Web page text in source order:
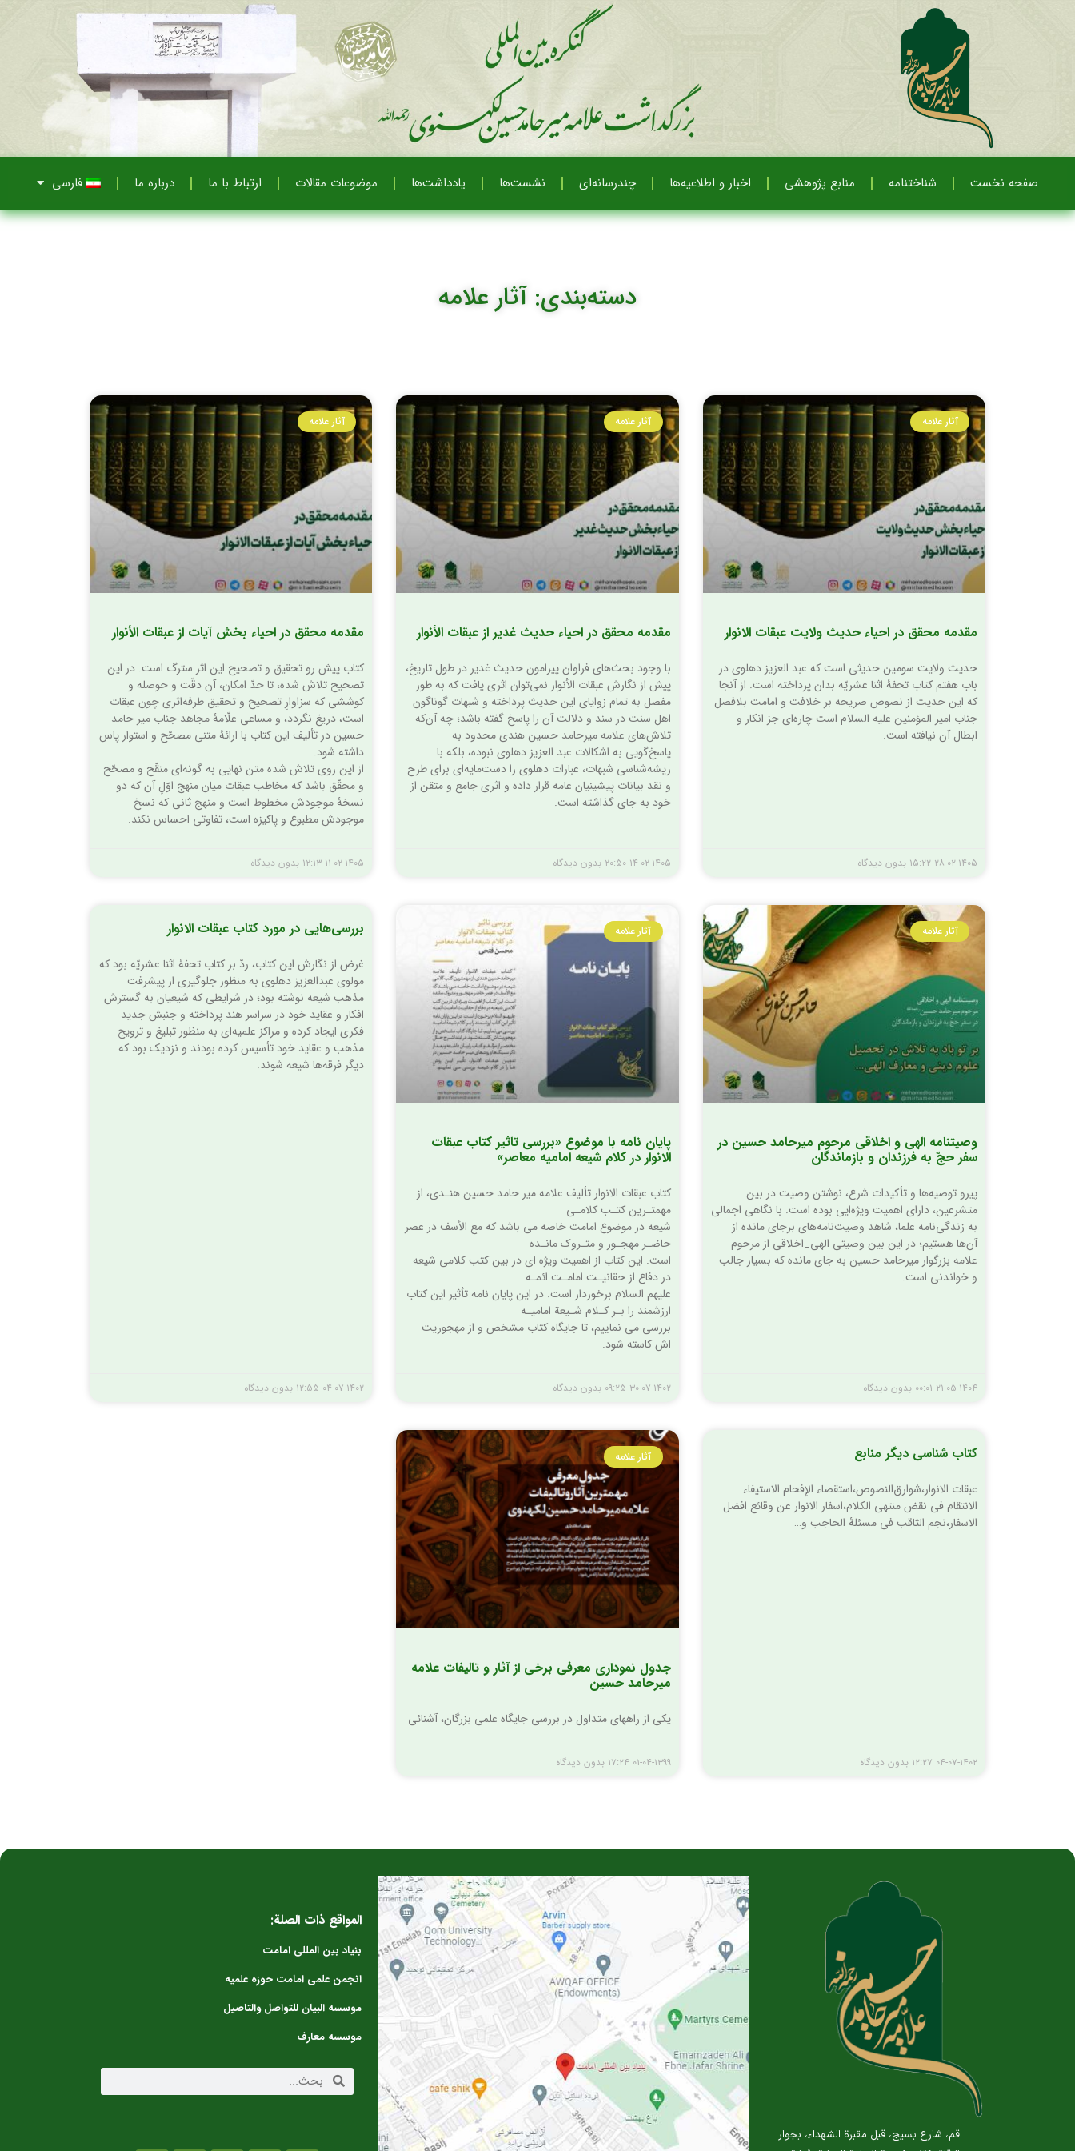
صفحه نخست شناختنامه منابع پژوهشی اخبار و اطلاعیه‌ها چندرسانه‌ای نشست‌ها یادداشت‌ها موضوعات مقالات ارتباط با ما درباره ما فارسی
دسته‌بندی: آثار علامه
آثار علامه
مقدمه محقق در احیاء حدیث ولایت عبقات الانوار
حدیث ولایت سومین حدیثی است که عبد العزیز دهلوی در
باب هفتم کتاب تحفۀ اثنا عشریّه بدان پرداخته است. از آنجا
که این حدیث از نصوص صریحه بر خلافت و امامت بلافصل
جناب امیر المؤمنین علیه السلام است چاره‌ای جز انکار و
ابطال آن نیافته است.
۲۸-۰۲-۱۴۰۵ ۱۵:۲۲ بدون دیدگاه
آثار علامه
مقدمه محقق در احیاء حدیث غدیر از عبقات الأنوار
با وجود بحث‌های فراوان پیرامون حدیث غدیر در طول تاریخ،
پیش از نگارش عبقات الأنوار نمی‌توان اثری یافت که به طور
مفصل به تمام زوایای این حدیث پرداخته و شبهات گوناگون
اهل سنت در سند و دلالت آن را پاسخ گفته باشد؛ چه آن‌که
تلاش‌های علامه میرحامد حسین هندی محدود به
پاسخ‌گویی به اشکالات عبد العزیز دهلوی نبوده، بلکه با
ریشه‌شناسی شبهات، عبارات دهلوی را دست‌مایه‌ای برای طرح
و نقد بیانات پیشینیان عامه قرار داده و اثری جامع و متقن از
خود به جای گذاشته است.
۱۴-۰۲-۱۴۰۵ ۲۰:۵۰ بدون دیدگاه
آثار علامه
مقدمه محقق در احیاء بخش آیات از عبقات الأنوار
کتاب پیش رو تحقیق و تصحیح این اثر سترگ است. در این
تصحیح تلاش شده، تا حدّ امکان، آن دقّت و حوصله و
کوششی که سزاوارِ تصحیح و تحقیق طرفه‌­اثری چون عبقات
است، دریغ نگردد، و مساعی علّامۀ مجاهد جناب میر حامد
حسین در تألیف این کتاب با ارائۀ متنی مصحّح و استوار پاس
داشته شود.
از این روی تلاش شده متن نهایی به گونه‌­ای منقّح و مصحّح
و محقّق باشد که مخاطب عبقات میان منهج اوّلِ آن که دو
نسخۀ موجودش مخطوط است و منهج ثانی که نسخ
موجودش مطبوع و پاکیزه است، تفاوتی احساس نکند.
۱۱-۰۲-۱۴۰۵ ۱۲:۱۳ بدون دیدگاه
آثار علامه
وصیت­نامه الهی و اخلاقی مرحوم میرحامد حسین در
سفر حجّ به فرزندان و بازماندگان
پیرو توصیه‌ها و تأکیدات شرع، نوشتن وصیت در بین
متشرعین، دارای اهمیت ویژه‌ایی بوده است. با نگاهی اجمالی
به زندگی‌نامه علما، شاهد وصیت‌نامه‌های برجای مانده از
آن‌ها هستیم؛ در این بین وصیتی الهی_اخلاقی از مرحوم
علامه بزرگوار میرحامد حسین به جای مانده که بسیار جالب
و خواندنی است.
۲۱-۰۵-۱۴۰۴ ۰۰:۰۱ بدون دیدگاه
آثار علامه
پایان نامه با موضوع «بررسی تاثیر کتاب عبقات
الانوار در کلام شیعه امامیه معاصر»
کتاب عبقات الانوار تألیف علامه میر حامد حسین هنـدی، از
مهمتـرین کتـب کلامـی
شیعه در موضوع امامت خاصه می باشد که مع الأسف در عصر
حاضـر مهجـور و متـروک مانـده
است. این کتاب از اهمیت ویژه ای در بین کتب کلامی شیعه
در دفاع از حقانیـت امامـت ائمـه
علیهم السلام برخوردار است. در این پایان نامه تأثیر این کتاب
ارزشمند را بـر کـلام شـیعة امامیـه
بررسی می نماییم، تا جایگاه کتاب مشخص و از مهجوریت
اش کاسته شود.
۳۰-۰۷-۱۴۰۲ ۰۹:۲۵ بدون دیدگاه
بررسی‌‌‌‌هایی در مورد کتاب عبقات الانوار
غرض از نگارش این کتاب، ردّ بر کتاب تحفۀ اثنا عشریّه بود که
مولوی عبدالعزیز دهلوی به منظور جلوگیری از پیشرفت
مذهب شیعه نوشته بود؛ در شرایطی که شیعیان به گسترش
افکار و عقاید خود در سراسر هند پرداخته و جنبش جدید
فکری ایجاد کرده و مراکز علمیه‌ای به منظور تبلیغ و ترویج
مذهب و عقاید خود تأسیس کرده بودند و نزدیک بود که
دیگر فرقه‌ها شیعه شوند.
۰۴-۰۷-۱۴۰۲ ۱۲:۵۵ بدون دیدگاه
کتاب شناسی دیگر منابع
عبقات الانوار،شوارق‌النصوص،استقصاء الإفحام الاستیفاء
الانتقام فی نقض منتهی الکلام،اسفار الانوار عن وقائع افضل
الاسفار،نجم الثاقب فی مسئلۀ الحاجب و…
۰۴-۰۷-۱۴۰۲ ۱۲:۲۷ بدون دیدگاه
آثار علامه
جدول نموداری معرفی برخی از آثار و تالیفات علامه
میرحامد حسین
یکی از راههای متداول در بررسی جایگاه علمی بزرگان، آشنائی
۰۱-۰۴-۱۳۹۹ ۱۷:۲۴ بدون دیدگاه
قم، شارع بسيج، قبل مقبرة الشهداء، بجوار
المواقع ذات الصلة:
بنیاد بین المللی امامت
انجمن علمی امامت حوزه علمیه
موسسه البیان للتواصل والتاصیل
موسسه معارف